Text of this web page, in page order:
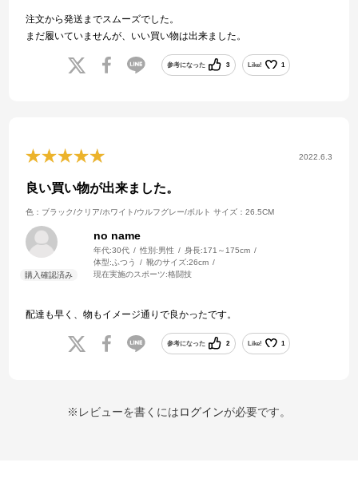
注文から発送までスムーズでした。
まだ履いていませんが、いい買い物は出来ました。
参考になった 3 Like! 1
2022.6.3
良い買い物が出来ました。
色：ブラック/クリア/ホワイト/ウルフグレー/ボルト サイズ：26.5CM
no name
年代:30代 性別:男性 身長:171～175cm
体型: ふつう 靴のサイズ:26cm
現在実施のスポーツ:格闘技
配達も早く、物もイメージ通りで良かったです。
参考になった 2 Like! 1
※レビューを書くにはログインが必要です。